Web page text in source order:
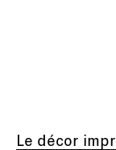
Le décor